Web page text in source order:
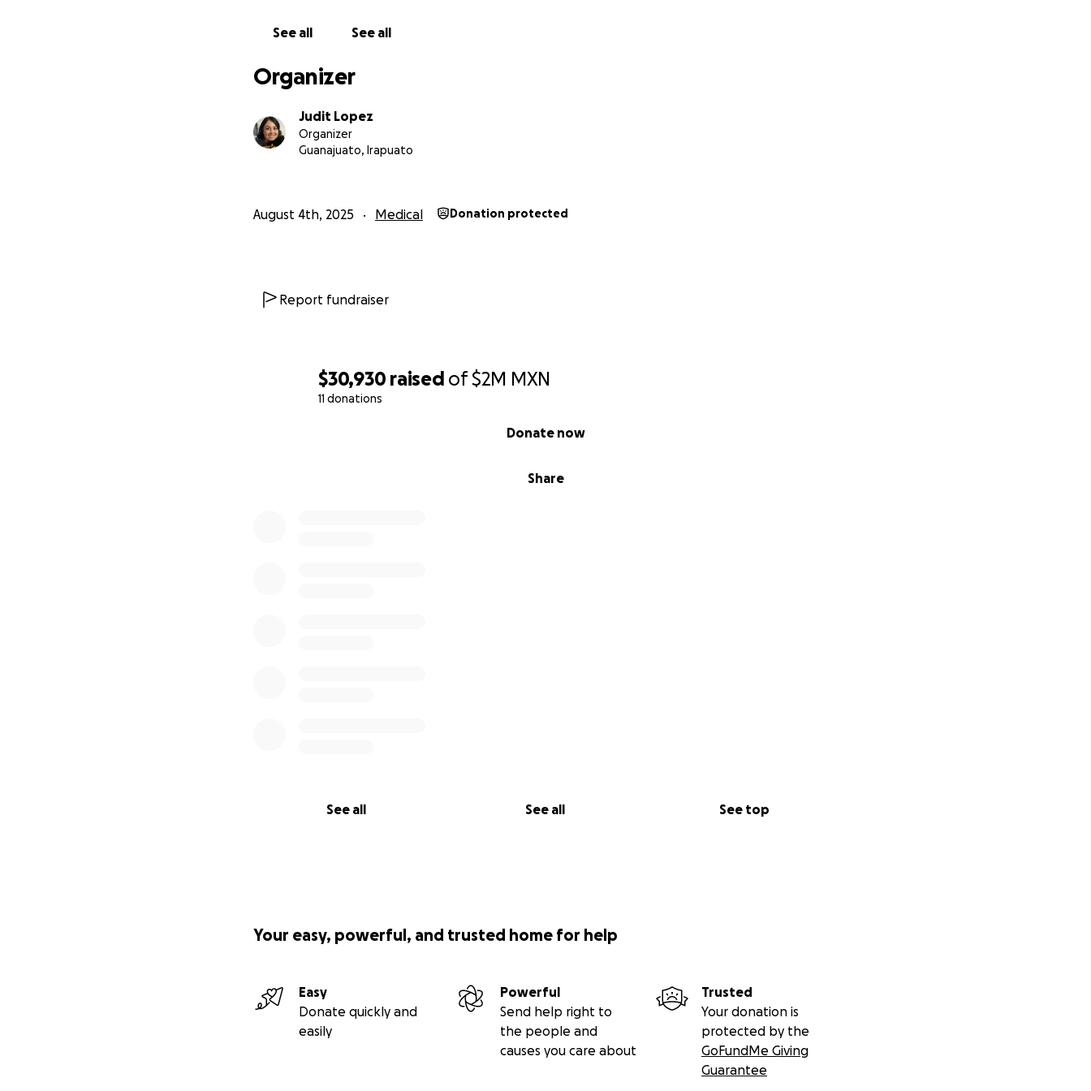
$30,930 raised of$2M MXN
11 donations
Share
Donate now
See all See all See top
See all See all
Organizer
Judit Lopez
Organizer
Guanajuato, Irapuato
August 4th, 2025 Medical Donation protected
Report fundraiser
Your easy, powerful, and trusted home for help
Easy
Donate quickly and
easily
Powerful
Send help right to
the people and
causes you care about
Trusted
Your donation is
protected by the
GoFundMe Giving
Guarantee